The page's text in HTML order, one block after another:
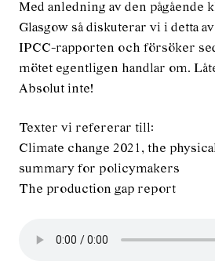
Med anledning av den pågående
Glasgow så diskuterar vi i detta
IPCC-rapporten och försöker
mötet egentligen handlar om.
Absolut inte!
Texter vi refererar till:
Climate change 2021, the
summary for policymakers
The production gap report